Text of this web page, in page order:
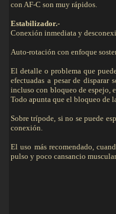
con AF-C son muy rápidos.
Estabilizador.-
Conexión inmediata y
Auto-rotación con enfoque
El detalle o problema que
efectuadas a pesar de
incluso con bloqueo de espejo,
Todo apunta que el bloqueo de
Sobre trípode, si no se puede
conexión.
El uso más recomendado,
pulso y poco cansancio